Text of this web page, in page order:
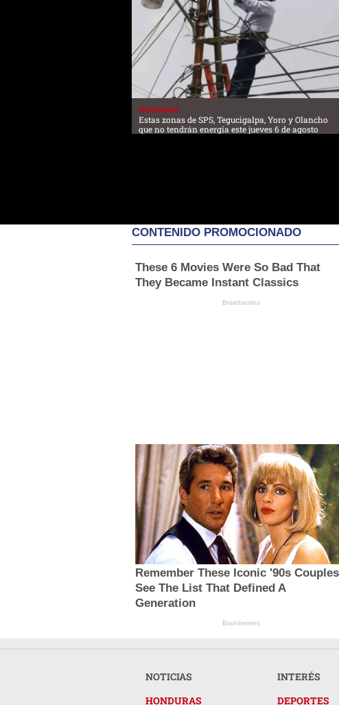
HONDURAS
Estas zonas de SPS, Tegucigalpa, Yoro y Olancho
que no tendrán energía este jueves 6 de agosto
CONTENIDO PROMOCIONADO
These 6 Movies Were So Bad That
They Became Instant Classics
Brainberries
Remember These Iconic '90s
See The List That Defined A
Generation
Brainberries
NOTICIAS
HONDURAS
INTERÉS
DEPORTES